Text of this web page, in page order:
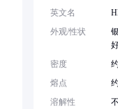
英文名
外观/性状
密度
熔点
溶解性